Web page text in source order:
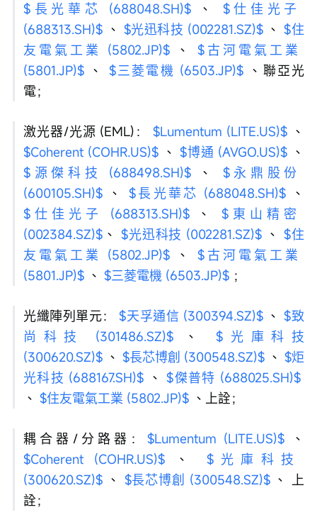
$長光華芯 (688048.SH)$ 、 $仕佳光子
(688313.SH)$ 、 $光迅科技 (002281.SZ)$ 、 $住
友電氣工業 (5802.JP)$ 、 $古河電氣工業
(5801.JP)$ 、 $三菱電機 (6503.JP)$ 、聯亞光
電；
激光器/光源 (EML)： $Lumentum (LITE.US)$ 、
$Coherent (COHR.US)$ 、 $博通 (AVGO.US)$ 、
$源傑科技 (688498.SH)$ 、 $永鼎股份
(600105.SH)$ 、 $長光華芯 (688048.SH)$ 、
$仕佳光子 (688313.SH)$ 、 $東山精密
(002384.SZ)$ 、 $光迅科技 (002281.SZ)$ 、 $住
友電氣工業 (5802.JP)$ 、 $古河電氣工業
(5801.JP)$ 、 $三菱電機 (6503.JP)$ ；
光纖陣列單元： $天孚通信 (300394.SZ)$ 、 $致
尚科技 (301486.SZ)$ 、 $光庫科技
(300620.SZ)$ 、 $長芯博創 (300548.SZ)$ 、 $炬
光科技 (688167.SH)$ 、 $傑普特 (688025.SH)$
、 $住友電氣工業 (5802.JP)$ 、上詮；
耦合器/分路器： $Lumentum (LITE.US)$ 、
$Coherent (COHR.US)$ 、 $光庫科技
(300620.SZ)$ 、 $長芯博創 (300548.SZ)$ 、 上
詮；